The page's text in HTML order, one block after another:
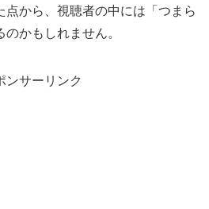
点から、視聴者の中には「つまら
かもしれません。
ンサーリンク